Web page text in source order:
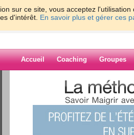
sur ce site, vous acceptez
d'intérêt. En savoir plus et gérer ces
Accueil Coaching Groupes
> >
Blog de